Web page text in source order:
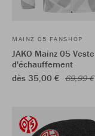
MAINZ 05 FANSHOP
JAKO Mainz 05 Veste
d'échauffement
dès 35,00 € 69,99 €